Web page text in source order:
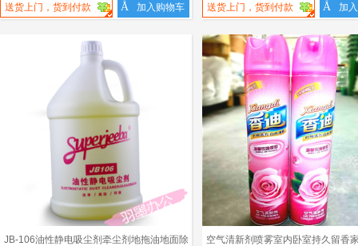
送货上门，货到付款 Å 加入购物车 送货上门，货到付款 Å 加
JB-106油性静电吸尘剂牵尘剂地拖油地面除
空气清新剂喷雾室内卧室持久留香